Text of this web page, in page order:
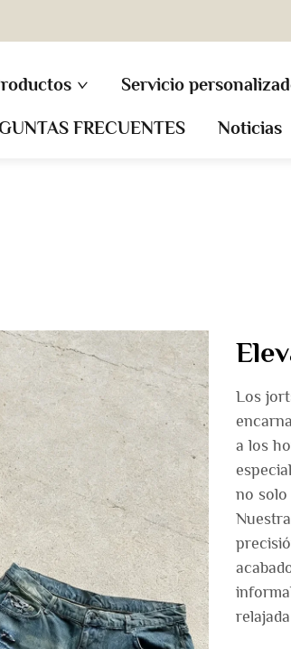
Servicio
FRECUENTES Noticias
Los
a los
no solo